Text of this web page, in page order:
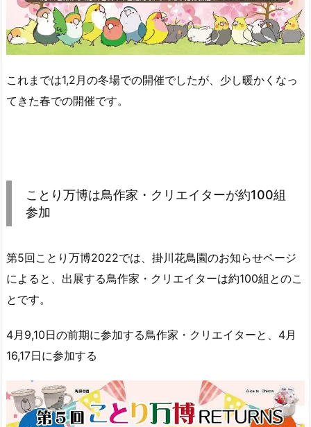
これまでは1,2月の冬場での開催でしたが、少し暖かくなっ
てきた春での開催です。
ことり万博は鳥作家・クリエイターが約100組
参加
第5回ことり万博2022では、掛川花鳥園のお知らせページ
によると、出展する鳥作家・クリエイターは約100組とのこ
とです。
4月9,10日の前期に参加する鳥作家・クリエイターと、4月
16,17日に参加する